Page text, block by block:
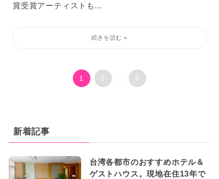
賞受賞アーティストも...
1 2 6
新着記事
台湾各都市のおすすめホテル＆
ゲストハウス。現地在住13年で